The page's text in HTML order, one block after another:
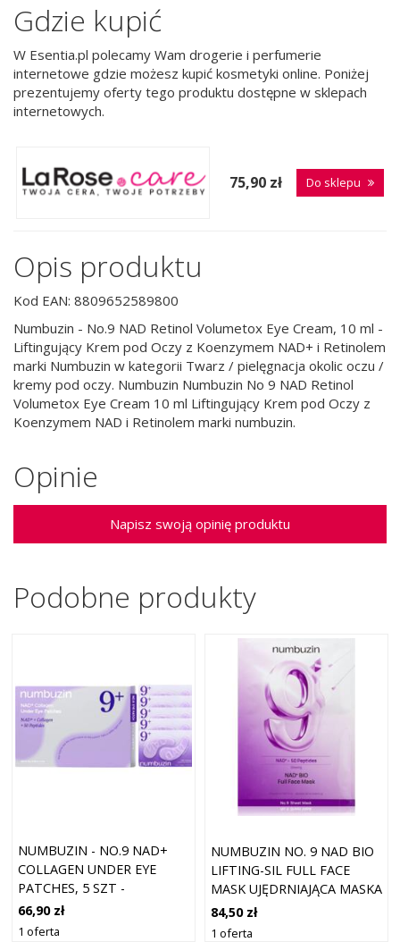
Gdzie kupić
W Esentia.pl polecamy Wam drogerie i perfumerie
internetowe gdzie możesz kupić kosmetyki online. Poniżej
prezentujemy oferty tego produktu dostępne w sklepach
internetowych.
75,90 zł Do sklepu
Opis produktu
Kod EAN: 8809652589800
Numbuzin - No.9 NAD Retinol Volumetox Eye Cream, 10 ml -
Liftingujący Krem pod Oczy z Koenzymem NAD+ i Retinolem
marki Numbuzin w kategorii Twarz / pielęgnacja okolic oczu /
kremy pod oczy. Numbuzin Numbuzin No 9 NAD Retinol
Volumetox Eye Cream 10 ml Liftingujący Krem pod Oczy z
Koenzymem NAD i Retinolem marki numbuzin.
Opinie
Napisz swoją opinię produktu
Podobne produkty
NUMBUZIN - NO.9 NAD+
COLLAGEN UNDER EYE
PATCHES, 5 SZT -
REWITALIZUJĄCE
HYDROŻELOWE PŁATKI
66,90 zł
1 oferta
NUMBUZIN NO. 9 NAD BIO
LIFTING-SIL FULL FACE
MASK UJĘDRNIAJĄCA MASKA
KOLAGENOWA Z
PEPTYDAMI 4 SZT.
84,50 zł
1 oferta